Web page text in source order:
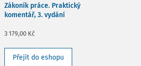
Zákoník práce. Praktický
komentář, 3. vydání
3 179,00 Kč
Přejít do eshopu